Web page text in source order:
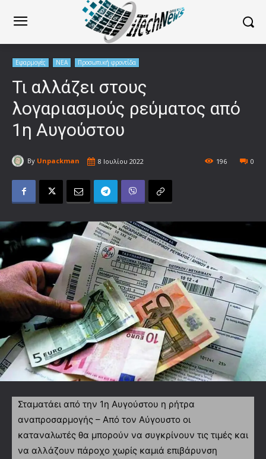
Εφαρμογές ΝΕΑ Προσωπική φροντίδα
Τι αλλάζει στους
λογαριασμούς ρεύματος από
1η Αυγούστου
By Unpackman 8 Ιουλίου 2022 0
196
Σταματάει από την 1η Αυγούστου η ρήτρα
αναπροσαρμογής – Από τον Αύγουστο οι
καταναλωτές θα μπορούν να συγκρίνουν τις τιμές και
να αλλάζουν πάροχο χωρίς καμιά επιβάρυνση